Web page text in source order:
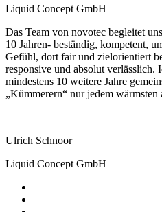
Liquid Concept GmbH
Das Team von novotec begleitet
10 Jahren- beständig, kompetent,
Gefühl, dort fair und zielorientiert
responsive und absolut verlässlich.
mindestens 10 weitere Jahre
„Kümmerern“ nur jedem wärmsten
Ulrich Schnoor
Liquid Concept GmbH